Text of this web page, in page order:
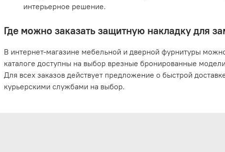
интерьерное решение.
Где можно заказать защитную накладку для
В интернет-магазине мебельной и дверной фурнитуры
каталоге доступны на выбор врезные бронированные
Для всех заказов действует предложение о быстрой
курьерскими службами на выбор.